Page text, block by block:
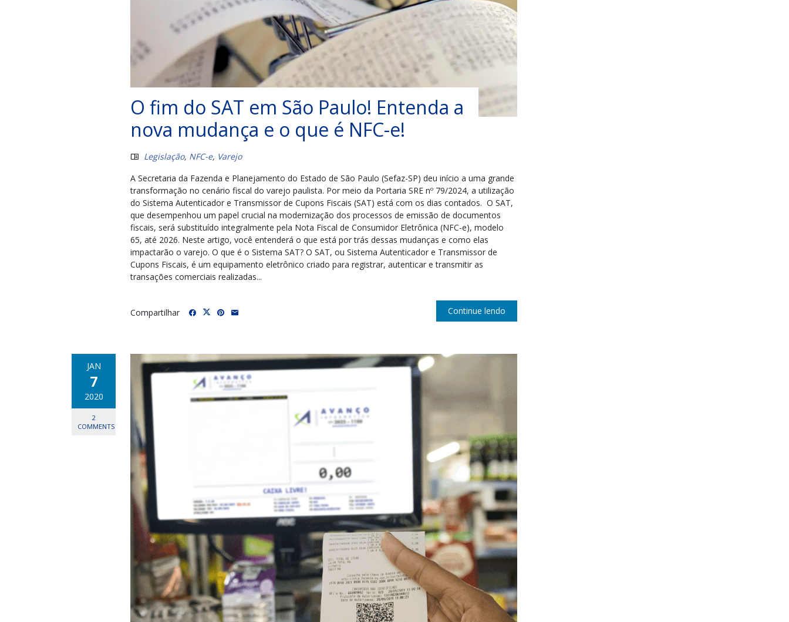
O fim do SAT em São Paulo! Entenda a
nova mudança e o que é NFC-e!
Legislação, NFC-e, Varejo
A Secretaria da Fazenda e Planejamento do Estado de São Paulo (Sefaz-SP) deu início a uma grande
transformação no cenário fiscal do varejo paulista. Por meio da Portaria SRE nº 79/2024, a utilização
do Sistema Autenticador e Transmissor de Cupons Fiscais (SAT) está com os dias contados. O SAT,
que desempenhou um papel crucial na modernização dos processos de emissão de documentos
fiscais, será substituído integralmente pela Nota Fiscal de Consumidor Eletrônica (NFC-e), modelo
65, até 2026. Neste artigo, você entenderá o que está por trás dessas mudanças e como elas
impactarão o varejo. O que é o Sistema SAT? O SAT, ou Sistema Autenticador e Transmissor de
Cupons Fiscais, é um equipamento eletrônico criado para registrar, autenticar e transmitir as
transações comerciais realizadas...
Continue lendo
Compartilhar
JAN
7
2020
2
COMMENTS